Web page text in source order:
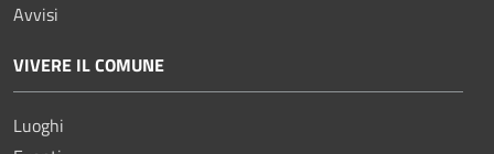
Avvisi
VIVERE IL COMUNE
Luoghi